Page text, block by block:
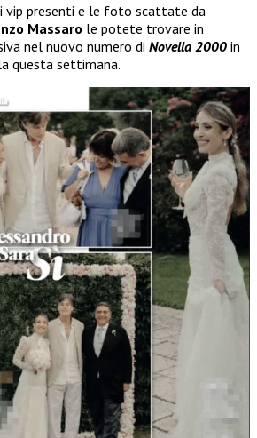
vip presenti e le foto scattate da
Massaro le potete trovare in
nel nuovo numero di Novella 2000 in
questa settimana.